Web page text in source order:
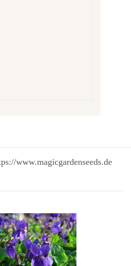
www.magicgardenseeds.de